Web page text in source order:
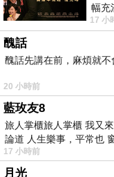
☆適合怕冷、體溫
☆可愛Fancy小羊印
☆高保溫性，輕柔
Great Living
http://
.php?
幅充
藍色
17 小
醜話
醜話先講在前，麻煩就不
20 小時前
藍玫友8
旅人掌櫃旅人掌櫃 我又
論道 人生樂事，平常也
17 小時前
月光